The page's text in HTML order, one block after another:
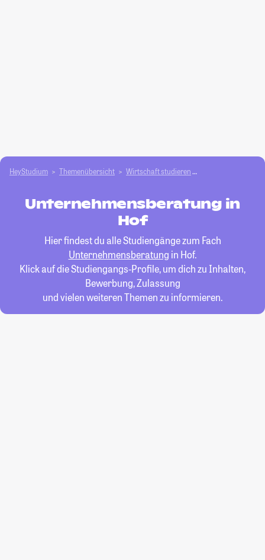
HeyStudium Themenübersicht Wirtschaft studieren
Unternehmensberatung in
Hof
Hier findest du alle Studiengänge zum Fach
Unternehmensberatung in Hof.
Klick auf die Studiengangs-Profile, um dich zu Inhalten,
Bewerbung, Zulassung
und vielen weiteren Themen zu informieren.